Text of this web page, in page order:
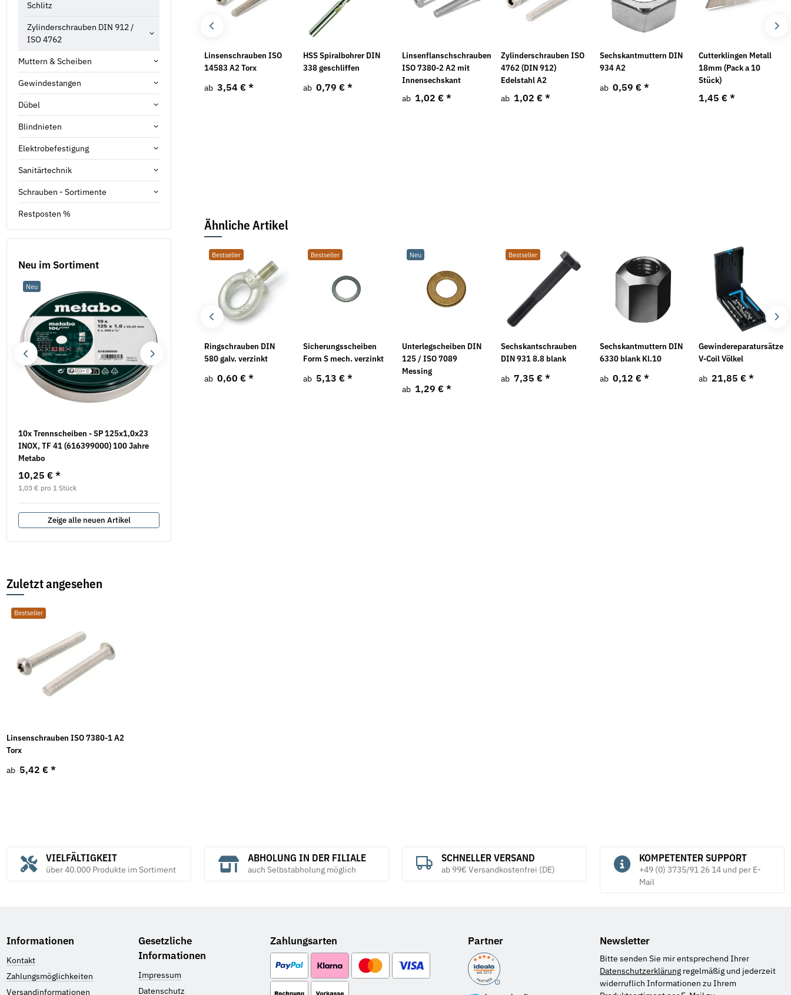
Spitze ISO 4027 A2
2,17 €* 5,18 €*
Linsenschrauben ISO
14583 A2 Torx
ab 3,54 € *
HSS Spiralbohrer DIN
338 geschliffen
ab 0,79 € *
Linsenflanschschrauben
ISO 7380-2 A2 mit
Innensechskant
ab 1,02 € *
Zylinderschrauben ISO
4762 (DIN 912)
Edelstahl A2
ab 1,02 € *
Sechskantmuttern DIN
934 A2
ab 0,59 € *
Cutterklingen Metall
18mm (Pack a 10
Stück)
1,45 €*
Ähnliche Artikel
Sicherungsscheiben
Form VS mech. verzinkt
21,91 €*
Sechskantschrauben
DIN 931 8.8 galv.
verzinkt
ab 1,07 €
Bestseller
Ringschrauben DIN
580 galv. verzinkt
ab 0,60 € *
Bestseller
Sicherungsscheiben
Form S mech. verzinkt
ab 5,13 € *
Neu
Unterlegscheiben DIN
125 / ISO 7089
Messing
ab 1,29 € *
Bestseller
Sechskantschrauben
DIN 931 8.8 blank
ab 7,35 € *
Sechskantmuttern DIN
6330 blank Kl.10
ab 0,12 € *
Gewindereparatursätze
V-Coil Völkel
ab 21,85 € *
Schlitz
Zylinderschrauben DIN 912 /
ISO 4762
Muttern & Scheiben
Gewindestangen
Dübel
Blindnieten
Elektrobefestigung
Sanitärtechnik
Schrauben - Sortimente
Restposten %
Neu im Sortiment
Neu
10x Trennscheiben - SP 125x1,0x23
INOX, TF 41 (616399000) 100 Jahre
Metabo
10,25 € *
1,03 € pro 1 Stück
Neu Neu
Zeige alle neuen Artikel
Zuletzt angesehen
Bestseller
Linsenschrauben ISO 7380-1 A2
Torx
ab 5,42 € *
VIELFÄLTIGKEIT
über 40.000 Produkte im Sortiment
ABHOLUNG IN DER FILIALE
auch Selbstabholung möglich
SCHNELLER VERSAND
ab 99€ Versandkostenfrei (DE)
KOMPETENTER SUPPORT
+49 (0) 3735/91 26 14 und per E-
Mail
Informationen
Kontakt
Zahlungsmöglichkeiten
Versandinformationen
Gesetzliche
Informationen
Impressum
Datenschutz
Zahlungsarten Partner Newsletter
Bitte senden Sie mir entsprechend Ihrer
Datenschutzerklärung regelmäßig und jederzeit
widerruflich Informationen zu Ihrem